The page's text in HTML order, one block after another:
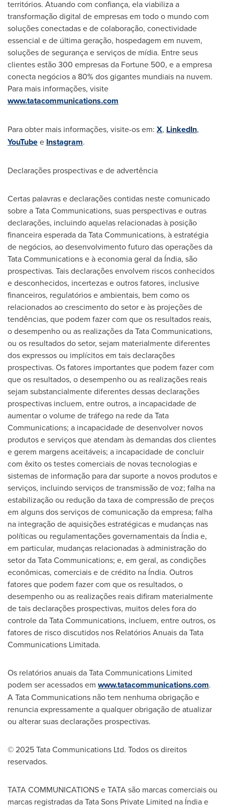
territórios. Atuando com confiança, ela viabiliza a
transformação digital de empresas em todo o mundo com
soluções conectadas e de colaboração, conectividade
essencial e de última geração, hospedagem em nuvem,
soluções de segurança e serviços de mídia. Entre seus
clientes estão 300 empresas da Fortune 500, e a empresa
conecta negócios a 80% dos gigantes mundiais na nuvem.
Para mais informações, visite
www.tatacommunications.com
Para obter mais informações, visite-os em: X, LinkedIn,
YouTubee Instagram.
Declarações prospectivas e de advertência
Certas palavras e declarações contidas neste comunicado
sobre a Tata Communications, suas perspectivas e outras
declarações, incluindo aquelas relacionadas à posição
financeira esperada da Tata Communications, à estratégia
de negócios, ao desenvolvimento futuro das operações da
Tata Communications e à economia geral da Índia, são
prospectivas. Tais declarações envolvem riscos conhecidos
e desconhecidos, incertezas e outros fatores, inclusive
financeiros, regulatórios e ambientais, bem como os
relacionados ao crescimento do setor e às projeções de
tendências, que podem fazer com que os resultados reais,
o desempenho ou as realizações da Tata Communications,
ou os resultados do setor, sejam materialmente diferentes
dos expressos ou implícitos em tais declarações
prospectivas. Os fatores importantes que podem fazer com
que os resultados, o desempenho ou as realizações reais
sejam substancialmente diferentes dessas declarações
prospectivas incluem, entre outros, a incapacidade de
aumentar o volume de tráfego na rede da Tata
Communications; a incapacidade de desenvolver novos
produtos e serviços que atendam às demandas dos clientes
e gerem margens aceitáveis; a incapacidade de concluir
com êxito os testes comerciais de novas tecnologias e
sistemas de informação para dar suporte a novos produtos e
serviços, incluindo serviços de transmissão de voz; falha na
estabilização ou redução da taxa de compressão de preços
em alguns dos serviços de comunicação da empresa; falha
na integração de aquisições estratégicas e mudanças nas
políticas ou regulamentações governamentais da Índia e,
em particular, mudanças relacionadas à administração do
setor da Tata Communications; e, em geral, as condições
econômicas, comerciais e de crédito na Índia. Outros
fatores que podem fazer com que os resultados, o
desempenho ou as realizações reais difiram materialmente
de tais declarações prospectivas, muitos deles fora do
controle da Tata Communications, incluem, entre outros, os
fatores de risco discutidos nos Relatórios Anuais da Tata
Communications Limitada.
Os relatórios anuais da Tata Communications Limited
podem ser acessados em www.tatacommunications.com.
A Tata Communications não tem nenhuma obrigação e
renuncia expressamente a qualquer obrigação de atualizar
ou alterar suas declarações prospectivas.
© 2025 Tata Communications Ltd. Todos os direitos
reservados.
TATA COMMUNICATIONS e TATA são marcas comerciais ou
marcas registradas da Tata Sons Private Limited na Índia e